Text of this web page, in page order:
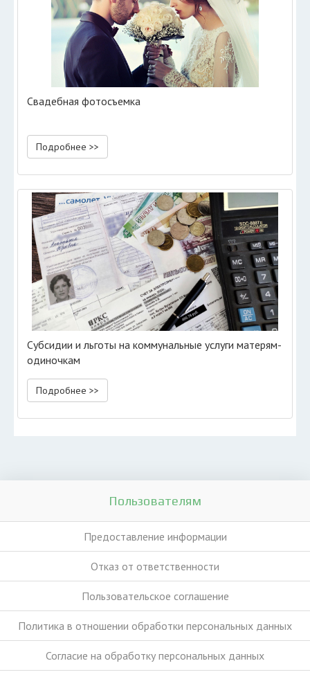
Свадебная фотосъемка
Подробнее >>
Субсидии и льготы на коммунальные услуги матерям-
одиночкам
Подробнее >>
Пользователям
Предоставление информации
Отказ от ответственности
Пользовательское соглашение
Политика в отношении обработки персональных данных
Согласие на обработку персональных данных